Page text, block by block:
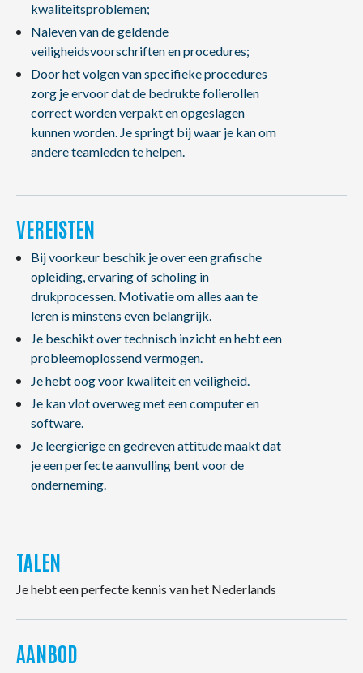
kwaliteitsproblemen;
Naleven van de geldende
veiligheidsvoorschriften en procedures;
Door het volgen van specifieke procedures
zorg je ervoor dat de bedrukte folierollen
correct worden verpakt en opgeslagen
kunnen worden. Je springt bij waar je kan om
andere teamleden te helpen.
VEREISTEN
Bij voorkeur beschik je over een grafische
opleiding, ervaring of scholing in
drukprocessen. Motivatie om alles aan te
leren is minstens even belangrijk.
Je beschikt over technisch inzicht en hebt een
probleemoplossend vermogen.
Je hebt oog voor kwaliteit en veiligheid.
Je kan vlot overweg met een computer en
software.
Je leergierige en gedreven attitude maakt dat
je een perfecte aanvulling bent voor de
onderneming.
TALEN
Je hebt een perfecte kennis van het Nederlands
AANBOD